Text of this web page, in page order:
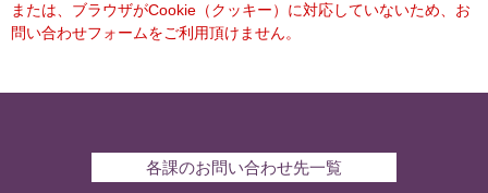
または、ブラウザがCookie（クッキー）に対応していないため、お
問い合わせフォームをご利用頂けません。
各課のお問い合わせ先一覧